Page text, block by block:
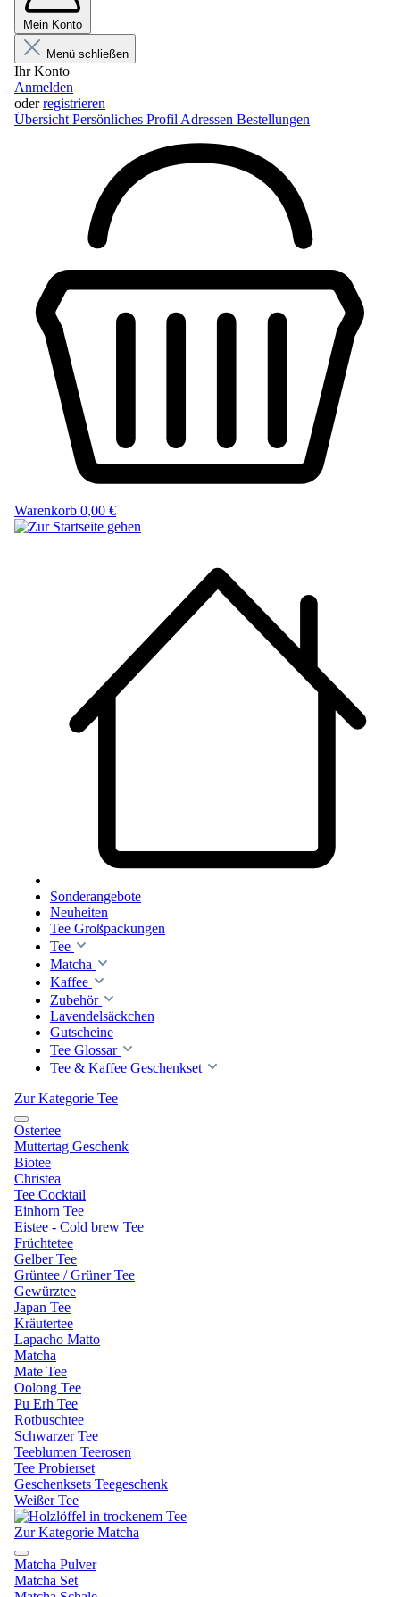
Mein Konto
Menü schließen
Ihr Konto
Anmelden
oderregistrieren
Übersicht Persönliches Profil Adressen Bestellungen
Warenkorb 0,00 €
Sonderangebote
Neuheiten
Tee Großpackungen
Tee
Matcha
Kaffee
Zubehör
Lavendelsäckchen
Gutscheine
Tee Glossar
Tee & Kaffee Geschenkset
Zur Kategorie Tee
Ostertee
Muttertag Geschenk
Biotee
Christea
Tee Cocktail
Einhorn Tee
Eistee - Cold brew Tee
Früchtetee
Gelber Tee
Grüntee / Grüner Tee
Gewürztee
Japan Tee
Kräutertee
Lapacho Matto
Matcha
Mate Tee
Oolong Tee
Pu Erh Tee
Rotbuschtee
Schwarzer Tee
Teeblumen Teerosen
Tee Probierset
Geschenksets Teegeschenk
Weißer Tee
Zur Kategorie Matcha
Matcha Pulver
Matcha Set